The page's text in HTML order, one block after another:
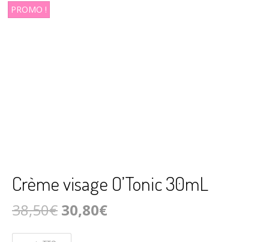
PROMO !
Crème visage O’Tonic 30mL
38,50€ Le
prix
30,80€Le